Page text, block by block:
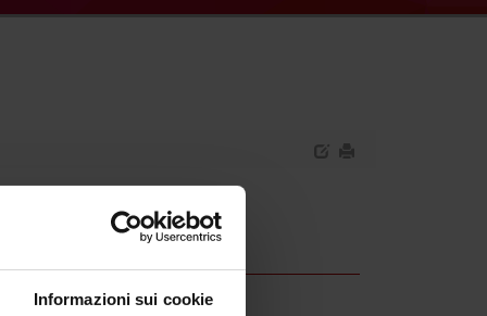
Informazioni sui cookie
sanitarie della prevenzione